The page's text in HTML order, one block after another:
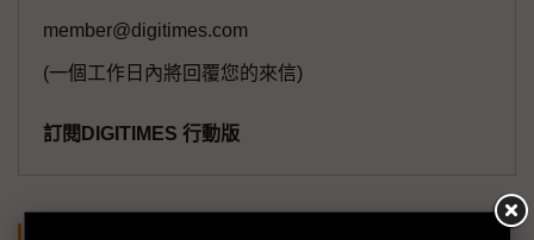
member@digitimes.com
(一個工作日內將回覆您的來信)
訂閱DIGITIMES 行動版